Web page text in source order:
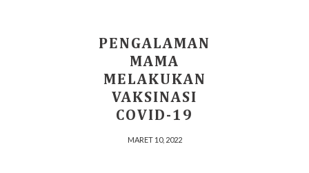
PENGALAMAN
MAMA
MELAKUKAN
VAKSINASI
COVID-19
MARET 10, 2022